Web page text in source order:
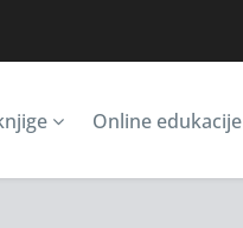
Online edukacije